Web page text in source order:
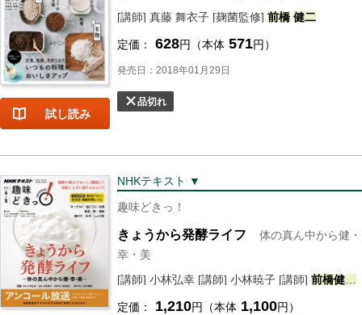
試し読み
[講師] 真藤 舞衣子 [麹菌監修] 前橋 健二
定価： 628円（本体 571円）
発売日：2018年01月29日
品切れ
NHKテキスト ▼
趣味どきっ！
きょうから発酵ライフ
体の真ん中から健・
幸・美
[講師] 小林弘幸 [講師] 小林暁子 [講師] 前橋健二
定価： 1,210円（本体 1,100円）